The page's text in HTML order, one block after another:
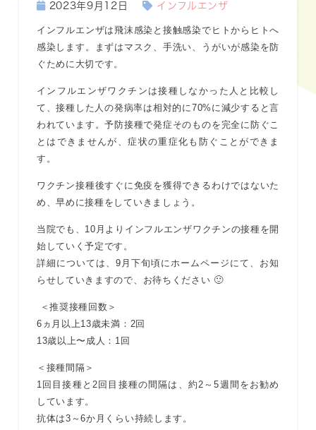
2023年9月12日 インフルエンザ
インフルエンザは飛沫感染と接触感染でヒトからヒトへ
感染します。まずはマスク、手洗い、うがいが感染を防
ぐために大切です。
インフルエンザワクチンは接種しなかった人と比較し
て、接種した人の発病率は相対的に70%に減少すると言
われています。予防接種で発症そのものを完全に防ぐこ
とはできませんが、症状の重症化も防ぐことができま
す。
ワクチン接種後すぐに免疫を獲得できるわけではないた
め、早めに接種をしていきましょう。
当院でも、10月よりインフルエンザワクチンの接種を開
始していく予定です。
詳細については、9月下旬頃にホームページにて、お知
らせしていきますので、お待ちください 🙂
＜推奨接種回数＞
6ヵ月以上13歳未満：2回
13歳以上〜成人：1回
＜接種間隔＞
1回目接種と2回目接種の間隔は、約2～5週間をお勧め
しています。
抗体は3～6か月くらい持続します。